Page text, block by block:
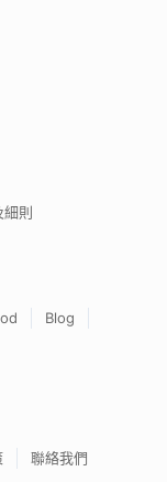
細則
Blog
聯絡我們